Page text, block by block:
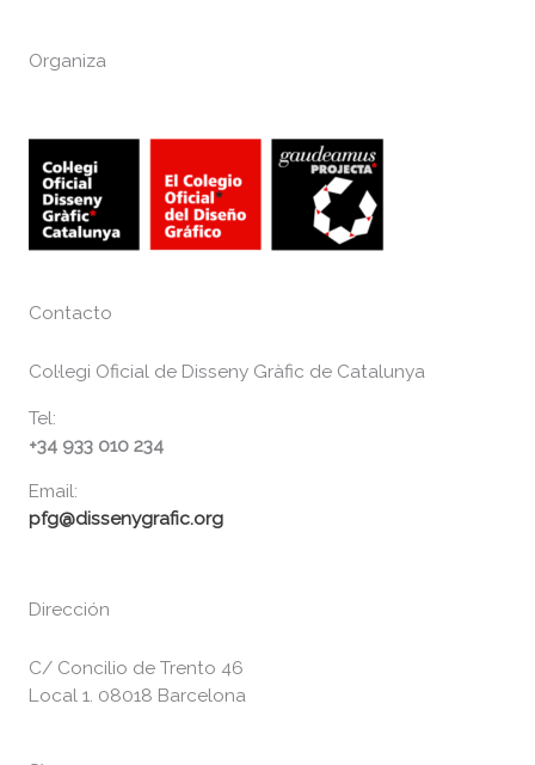
Organiza
Contacto
Col·legi Oficial de Disseny Gràfic de Catalunya
Tel:
+34 933 010 234
Email:
pfg@dissenygrafic.org
Dirección
C/ Concilio de Trento 46
Local 1. 08018 Barcelona